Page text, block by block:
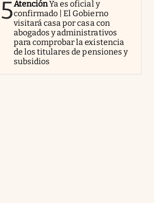
5AtenciónYa es oficial y
confirmado | El Gobierno
visitará casa por casa con
abogados y administrativos
para comprobar la existencia
de los titulares de pensiones y
subsidios